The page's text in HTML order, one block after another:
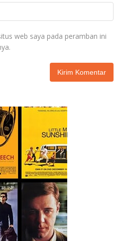
web saya pada peramban ini